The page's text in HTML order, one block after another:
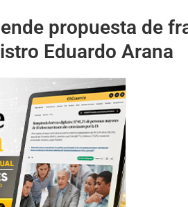
propuesta de
Eduardo Arana